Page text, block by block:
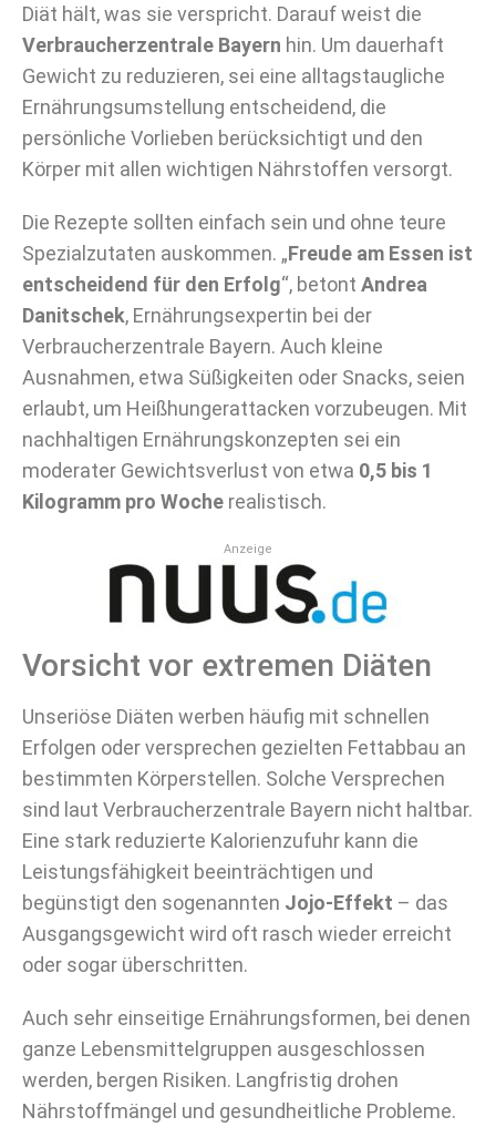
Diät hält, was sie verspricht. Darauf weist die
Verbraucherzentrale Bayern hin. Um dauerhaft
Gewicht zu reduzieren, sei eine alltagstaugliche
Ernährungsumstellung entscheidend, die
persönliche Vorlieben berücksichtigt und den
Körper mit allen wichtigen Nährstoffen versorgt.
Die Rezepte sollten einfach sein und ohne teure
Spezialzutaten auskommen. „Freude am Essen ist
entscheidend für den Erfolg“, betont Andrea
Danitschek, Ernährungsexpertin bei der
Verbraucherzentrale Bayern. Auch kleine
Ausnahmen, etwa Süßigkeiten oder Snacks, seien
erlaubt, um Heißhungerattacken vorzubeugen. Mit
nachhaltigen Ernährungskonzepten sei ein
moderater Gewichtsverlust von etwa 0,5 bis 1
Kilogramm pro Woche realistisch.
Anzeige
Vorsicht vor extremen Diäten
Unseriöse Diäten werben häufig mit schnellen
Erfolgen oder versprechen gezielten Fettabbau an
bestimmten Körperstellen. Solche Versprechen
sind laut Verbraucherzentrale Bayern nicht haltbar.
Eine stark reduzierte Kalorienzufuhr kann die
Leistungsfähigkeit beeinträchtigen und
begünstigt den sogenannten Jojo-Effekt – das
Ausgangsgewicht wird oft rasch wieder erreicht
oder sogar überschritten.
Auch sehr einseitige Ernährungsformen, bei denen
ganze Lebensmittelgruppen ausgeschlossen
werden, bergen Risiken. Langfristig drohen
Nährstoffmängel und gesundheitliche Probleme.